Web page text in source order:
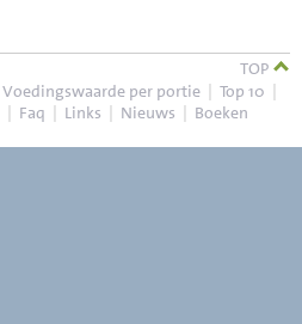
TOP
Voedingswaarde per portie | Top 10 |
| Faq | Links | Nieuws | Boeken